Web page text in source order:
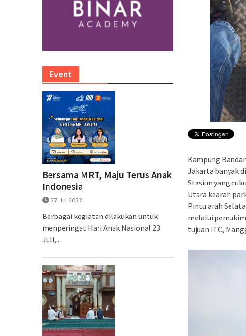
Kampung
Jakarta banyak
Stasiun yang
Utara kearah
Pintu arah
melalui
tujuan ITC,
Event
Bersama MRT, Maju Terus Anak
Indonesia
27 Jul 2022
Berbagai kegiatan dilakukan untuk
menperingat Hari Anak Nasional 23
Juli,...